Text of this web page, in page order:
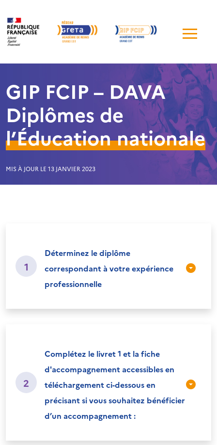
de
GIP FCIP – DAVA
Diplômes de
l’Éducation nationale
MIS À JOUR LE 13 JANVIER 2023
1
Déterminez le diplôme
correspondant à votre expérience
professionnelle
2
Complétez le livret 1 et la fiche
d'accompagnement accessibles en
téléchargement ci-dessous en
précisant si vous souhaitez bénéficier
d’un accompagnement :